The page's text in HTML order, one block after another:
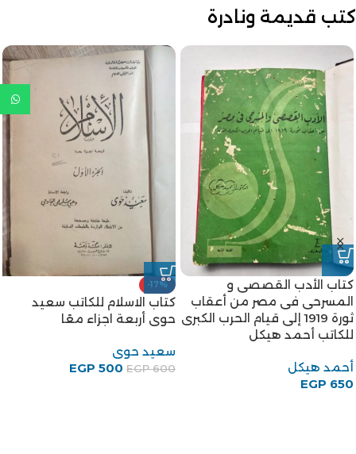
كتب قديمة ونادرة
كتاب الأدب القصصى و
المسرحى فى مصر من أعقاب
ثورة 1919 إلى قيام الحرب الكبرى
للكاتب أحمد هيكل
أحمد هيكل
EGP 650
-17%
كتاب الاسلام للكاتب سعيد
حوى أربعة اجزاء معًا
سعيد حوى
EGP600
EGP 500